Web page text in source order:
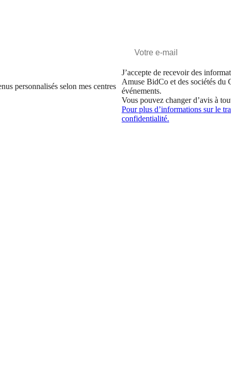
personnalisés selon mes centres
J’accepte de recevoir des
Amuse BidCo et des sociétés du
événements.
Vous pouvez changer d’avis à
Pour plus d’informations sur le
confidentialité.